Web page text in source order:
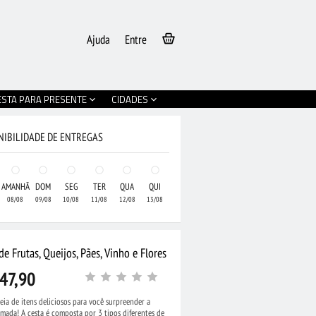
Entre
Ajuda
PARA PRESENTE CIDADES
DE ENTREGAS
AMANHÃ
08/08
DOM
09/08
SEG
10/08
TER
11/08
QUA
12/08
QUI
13/08
Frutas, Queijos, Pães, Vinho e Flores
de itens deliciosos para você surpreender a
A cesta é composta por 3 tipos diferentes de